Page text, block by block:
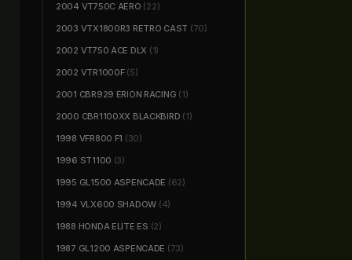
2004 VT750C AERO (22)
2003 VTX1800R3 RETRO CAST (70)
2002 VT750 ACE DLX (1)
2002 VTR1000F (5)
2001 CBR929 ERION RACING (1)
2000 CBR1100XX BLACKBIRD (1)
1998 VFR800 F1 (30)
1996 ST1100 (3)
1995 GL1500 ASPENCADE (62)
1994 VLX600 SHADOW (4)
1988 HONDA ELITE ES (2)
1987 GL1200 ASPENCADE (73)